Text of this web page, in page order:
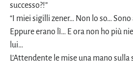
successo?!”
“I miei sigilli zener… Non lo so…
Eppure erano lì… E ora non ho più
lui…
L’Attendente le mise una mano